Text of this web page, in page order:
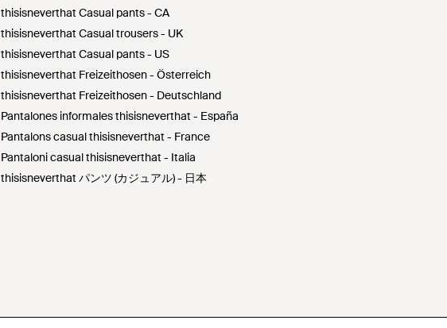
thisisneverthat Casual pants - CA
thisisneverthat Casual trousers - UK
thisisneverthat Casual pants - US
thisisneverthat Freizeithosen - Österreich
thisisneverthat Freizeithosen - Deutschland
Pantalones informales thisisneverthat - España
Pantalons casual thisisneverthat - France
Pantaloni casual thisisneverthat - Italia
thisisneverthat パンツ (カジュアル) - 日本